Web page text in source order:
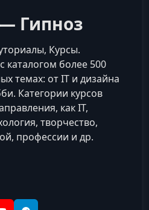
Гипноз
Курсы.
более 500
темах: от IT и дизайна
Категории курсов
как IT,
творчество,
профессии и др.